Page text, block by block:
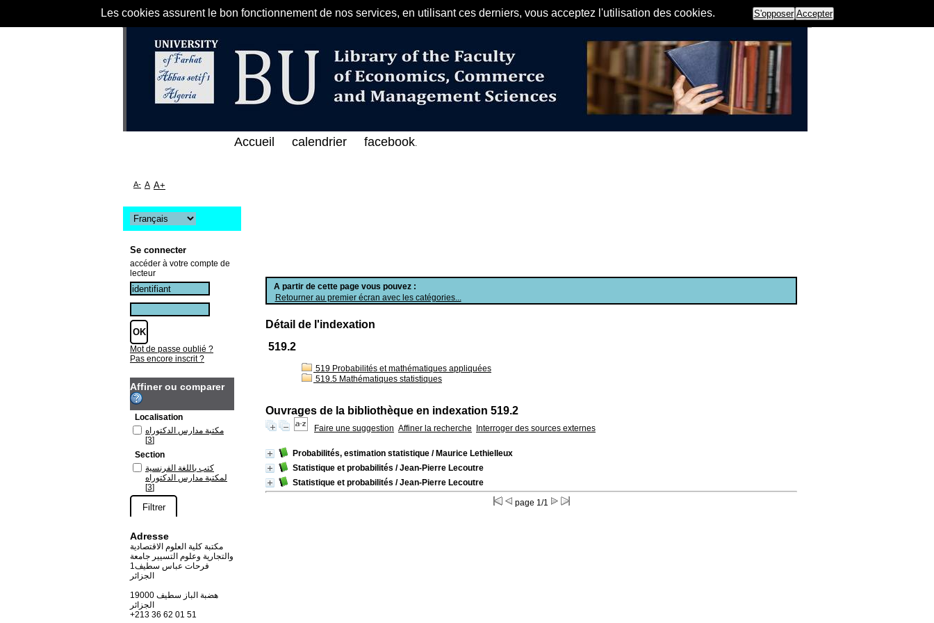
Les cookies assurent le bon fonctionnement de nos services, en utilisant ces derniers, vous acceptez l'utilisation des cookies. S'opposer Accepter
مرحبا بكم في الفهرس الإلكتروني على الخط المباشر لمكتبة كلية العلوم الاقتصادية و
A partir de cette page vous pouvez :
Retourner au premier écran avec les catégories...
Détail de l'indexation
519.2
519 Probabilités et mathématiques appliquées
519.5 Mathématiques statistiques
Ouvrages de la bibliothèque en indexation 519.2
Faire une suggestion Affiner la recherche Interroger des sources externes
Probabilités, estimation statistique / Maurice Lethielleux
Statistique et probabilités / Jean-Pierre Lecoutre
Statistique et probabilités / Jean-Pierre Lecoutre
page 1/1
Accueil calendrier facebook.
A- A A+
Se connecter
accéder à votre compte de
lecteur
Mot de passe oublié ?
Pas encore inscrit ?
Affiner ou comparer
Localisation
مكتبة مدارس الدكتوراه
[3]
Section
كتب باللغة الفرنسية
لمكتبة مدارس الدكتوراه
[3]
Adresse
مكتبة كلية العلوم الاقتصادية
والتجارية وعلوم التسيير جامعة
فرحات عباس سطيف1
الجزائر
19000 هضبة الباز سطيف
+213 36 62 01 51